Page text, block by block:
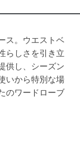
ス。ウエストベ
らしさを引き立
供し、シーズン
いから特別な場
のワードローブ